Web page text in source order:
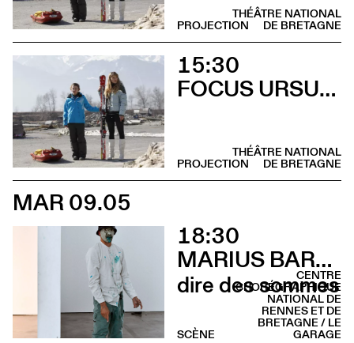
THÉÂTRE NATIONAL
DE BRETAGNE
PROJECTION
15:30
FOCUS URSULA MEIER
THÉÂTRE NATIONAL
DE BRETAGNE
PROJECTION
MAR 09.05
18:30
MARIUS BARTHAUX
dire des sommes
CENTRE
CHORÉGRAPHIQUE
NATIONAL DE
RENNES ET DE
BRETAGNE / LE
GARAGE
SCÈNE